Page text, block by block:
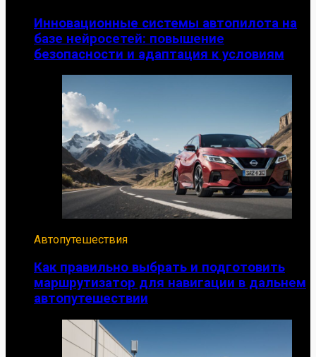
Инновационные системы автопилота на
базе нейросетей: повышение
безопасности и адаптация к условиям
Автопутешествия
Как правильно выбрать и подготовить
маршрутизатор для навигации в дальнем
автопутешествии